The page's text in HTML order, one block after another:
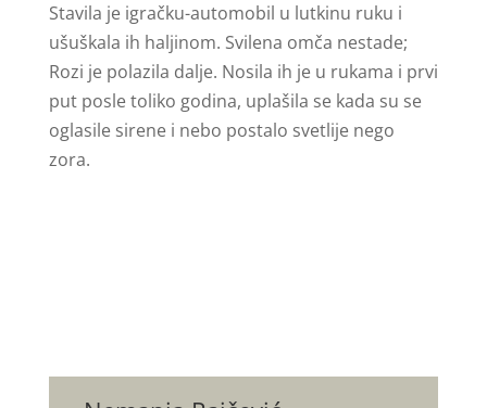
Stavila je igračku-automobil u lutkinu ruku i
ušuškala ih haljinom. Svilena omča nestade;
Rozi je polazila dalje. Nosila ih je u rukama i prvi
put posle toliko godina, uplašila se kada su se
oglasile sirene i nebo postalo svetlije nego
zora.